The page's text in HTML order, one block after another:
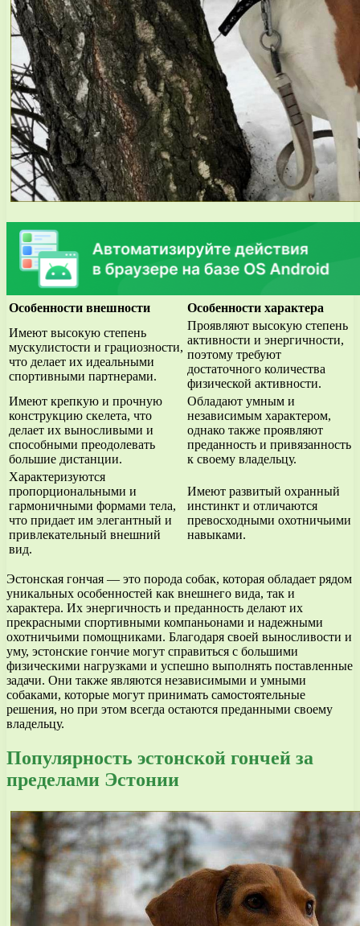
Особенности внешности
Особенности характера
Имеют высокую степень
мускулистости и грациозности,
что делает их идеальными
спортивными партнерами.
Проявляют высокую степень
активности и энергичности,
поэтому требуют
достаточного количества
физической активности.
Имеют крепкую и прочную
конструкцию скелета, что
делает их выносливыми и
способными преодолевать
большие дистанции.
Обладают умным и
независимым характером,
однако также проявляют
преданность и привязанность
к своему владельцу.
Характеризуются
пропорциональными и
гармоничными формами тела,
что придает им элегантный и
привлекательный внешний
вид.
Имеют развитый охранный
инстинкт и отличаются
превосходными охотничьими
навыками.
Эстонская гончая — это порода собак, которая обладает рядом
уникальных особенностей как внешнего вида, так и
характера. Их энергичность и преданность делают их
прекрасными спортивными компаньонами и надежными
охотничьими помощниками. Благодаря своей выносливости и
уму, эстонские гончие могут справиться с большими
физическими нагрузками и успешно выполнять поставленные
задачи. Они также являются независимыми и умными
собаками, которые могут принимать самостоятельные
решения, но при этом всегда остаются преданными своему
владельцу.
Популярность эстонской гончей за
пределами Эстонии